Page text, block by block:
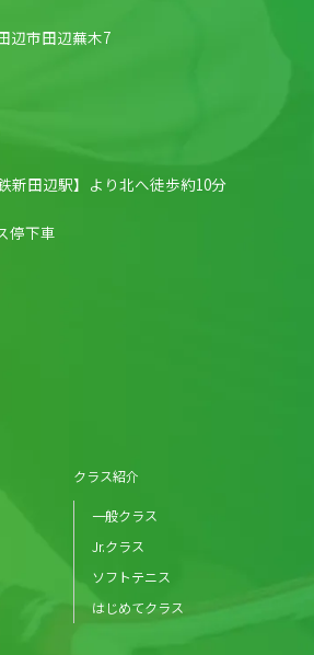
辺市田辺蕪木7
新田辺駅】より北へ徒歩約10分
停下車
クラス紹介
一般クラス
Jr.クラス
ソフトテニス
はじめてクラス